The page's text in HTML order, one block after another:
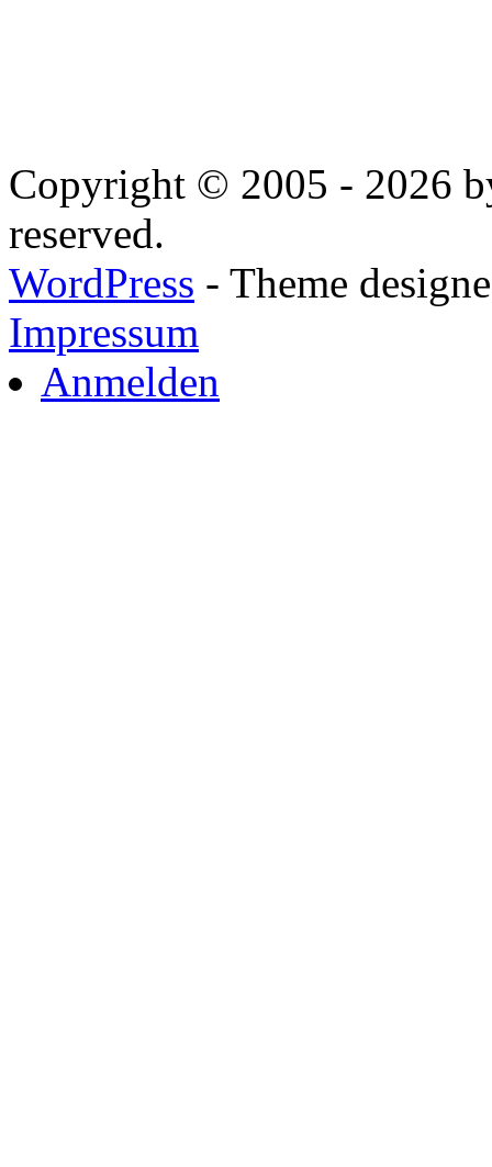
Copyright © 2005 - 2026
reserved.
WordPress - Theme
Impressum
Anmelden